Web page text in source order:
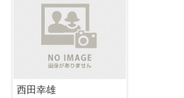
西田幸雄